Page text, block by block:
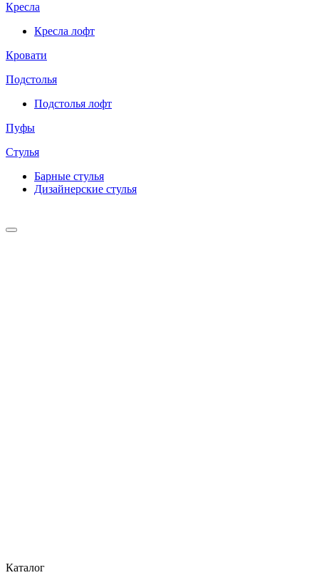
Кресла
Кресла лофт
Кровати
Подстолья
Подстолья лофт
Пуфы
Стулья
Барные cтулья
Дизайнерские cтулья
Каталог